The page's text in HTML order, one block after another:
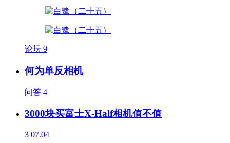
论坛 9
何为单反相机
问答 4
3000块买富士X-Half相机值不值
3 07.04